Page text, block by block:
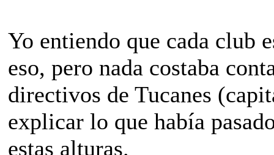
Yo entiendo que cada club
eso, pero nada costaba
directivos de Tucanes
explicar lo que había
estas alturas.